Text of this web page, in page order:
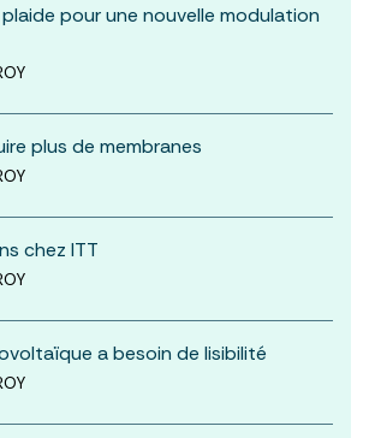
pour une nouvelle modulation
plus de membranes
chez ITT
a besoin de lisibilité